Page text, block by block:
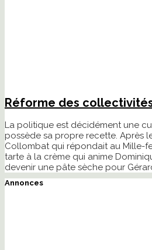
Réforme des
La politique est décidément une
possède sa propre recette. Après
Collombat qui répondait au Mille-
tarte à la crème qui anime
devenir une pâte sèche pour
Annonces